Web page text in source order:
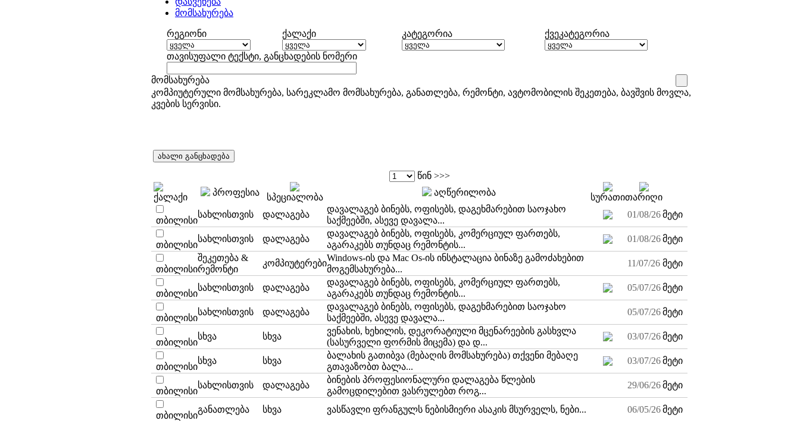
მომსახურება
რეგიონი ქალაქი კატეგორია ქვეკატეგორია
თავისუფალი ტექსტი, განცხადების ნომერი
მომსახურება
კომპიუტერული მომსახურება, სარეკლამო მომსახურება, განათლება, რემონტი, ავტომობილის შეკეთება, ბავშვის მოვლა,
კვების სერვისი.
წინ >>>
ქალაქი პროფესია სპეციალობა აღწერილობა სურათითარიღი
თბილისი
სახლისთვის დალაგება
დავალაგებ ბინებს, ოფისებს, დაგეხმარებით საოჯახო
საქმეებში, ასევე დავალა...
01/08/26 მეტი
თბილისი
სახლისთვის დალაგება
დავალაგებ ბინებს, ოფისებს, კომერციულ ფართებს,
აგარაკებს თუნდაც რემონტის...
01/08/26 მეტი
თბილისი
შეკეთება &
რემონტი
კომპიუტერები
Windows-ის და Mac Os-ის ინსტალაცია ბინაზე გამოძახებით
მოგემსახურება...
11/07/26 მეტი
თბილისი
სახლისთვის დალაგება
დავალაგებ ბინებს, ოფისებს, კომერციულ ფართებს,
აგარაკებს თუნდაც რემონტის...
05/07/26 მეტი
თბილისი
სახლისთვის დალაგება
დავალაგებ ბინებს, ოფისებს, დაგეხმარებით საოჯახო
საქმეებში, ასევე დავალა...
05/07/26 მეტი
თბილისი
სხვა სხვა
ვენახის, ხეხილის, დეკორატიული მცენარეების გასხვლა
(სასურველი ფორმის მიცემა) და დ...
03/07/26 მეტი
თბილისი
სხვა სხვა
ბალახის გათიბვა (მებაღის მომსახურება) თქვენი მებაღე
გთავაზობთ ბალა...
03/07/26 მეტი
თბილისი
სახლისთვის დალაგება
ბინების პროფესიონალური დალაგება წლების
გამოცდილებით ვასრულებთ როგ...
29/06/26 მეტი
თბილისი
განათლება სხვა ვასწავლი ფრანგულს ნებისმიერი ასაკის მსურველს, ნები... 06/05/26 მეტი